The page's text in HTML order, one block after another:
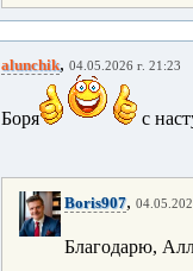
alunchik, 04.05.2026 г. 21:23
Боря с
Boris907,
Благодарю,